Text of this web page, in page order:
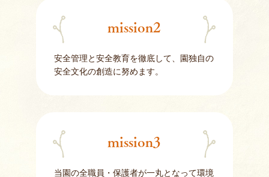
mission2
安全管理と安全教育を徹底して、園独自の
安全文化の創造に努めます。
mission3
当園の全職員・保護者が一丸となって環境